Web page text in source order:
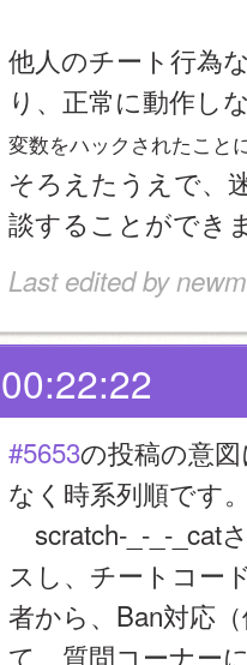
他人のチート行為
り、正常に動作し
変数をハックされたこと
そろえたうえで、
談することができ
Last edited by
#5653の投稿の意
なく時系列順です
scratch-_-_-_cat
スし、チートコー
者から、Ban対応
て、質問コーナー